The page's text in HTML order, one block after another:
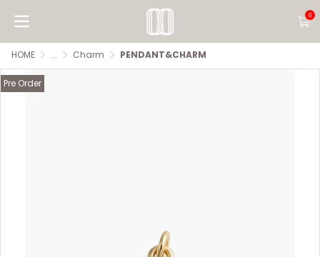
0
HOME ... Charm PENDANT&CHARM
Pre Order